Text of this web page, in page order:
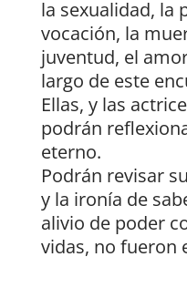
la sexualidad, la
vocación, la
juventud, el
largo de este
Ellas, y las
podrán
eterno.
Podrán revisar
y la ironía de
alivio de poder
vidas, no fueron